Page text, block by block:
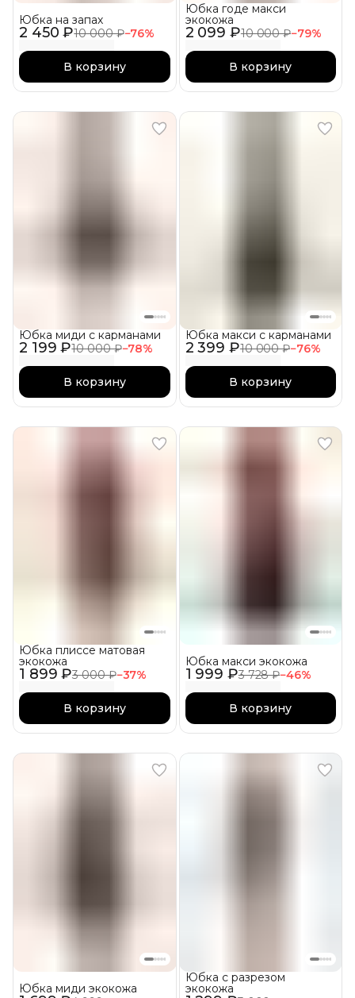
2 450 ₽10 000 ₽−76%
Юбка на запах
В корзину
2 099 ₽10 000 ₽−79%
Юбка годе макси
экокожа
В корзину
2 199 ₽10 000 ₽−78%
Юбка миди с карманами
В корзину
2 399 ₽10 000 ₽−76%
Юбка макси с карманами
В корзину
1 899 ₽3 000 ₽−37%
Юбка плиссе матовая
экокожа
В корзину
1 999 ₽3 728 ₽−46%
Юбка макси экокожа
В корзину
Юбка миди экокожа
Юбка с разрезом
экокожа